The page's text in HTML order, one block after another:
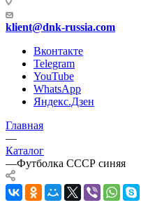
klient@dnk-russia.com
Вконтакте
Telegram
YouTube
WhatsApp
Яндекс.Дзен
Главная
—
Каталог
—Футболка СССР синяя